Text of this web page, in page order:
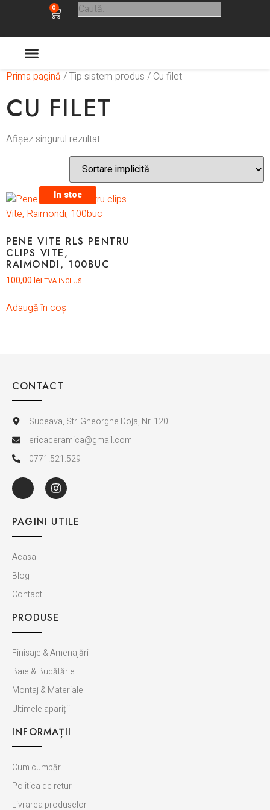
0
Prima pagină / Tip sistem produs / Cu filet
CU FILET
Afișez singurul rezultat
In stoc
PENE VITE RLS PENTRU
CLIPS VITE,
RAIMONDI, 100BUC
100,00 lei TVA INCLUS
Adaugă în coș
CONTACT
Suceava, Str. Gheorghe Doja, Nr. 120
ericaceramica@gmail.com
0771.521.529
PAGINI UTILE
Acasa
Blog
Contact
PRODUSE
Finisaje & Amenajări
Baie & Bucătărie
Montaj & Materiale
Ultimele apariții
INFORMAȚII
Cum cumpăr
Politica de retur
Livrarea produselor